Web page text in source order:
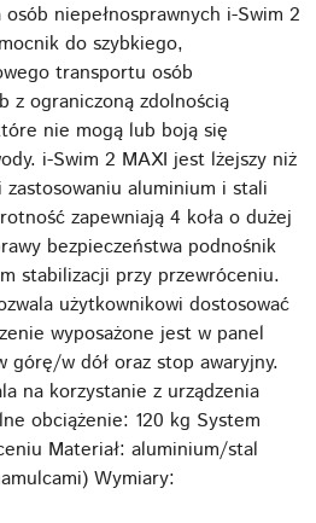
niepełnosprawnych i-Swim 2
do szybkiego,
transportu osób
z ograniczoną zdolnością
nie mogą lub boją się
i-Swim 2 MAXI jest lżejszy niż
aluminium i stali
zapewniają 4 koła o dużej
bezpieczeństwa podnośnik
stabilizacji przy przewróceniu.
użytkownikowi dostosować
wyposażone jest w panel
górę/w dół oraz stop awaryjny.
na korzystanie z urządzenia
obciążenie: 120 kg System
Materiał: aluminium/stal
Wymiary: